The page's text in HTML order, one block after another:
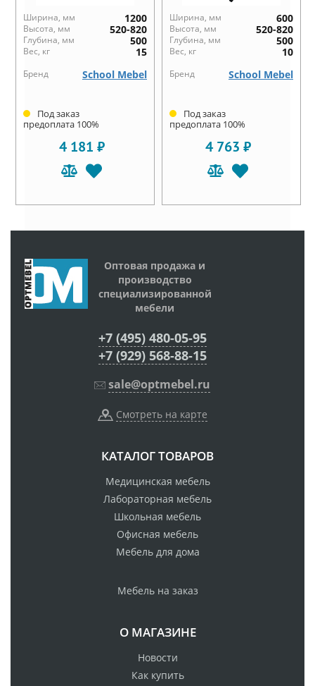
Ширина, мм 1200
Высота, мм 520-820
Глубина, мм 500
Вес, кг 15
Бренд School Mebel
Под заказ
предоплата 100%
4 181 ₽
Ширина, мм 600
Высота, мм 520-820
Глубина, мм 500
Вес, кг 10
Бренд School Mebel
Под заказ
предоплата 100%
4 763 ₽
Оптовая продажа и
производство
специализированной
мебели
+7 (495) 480-05-95
+7 (929) 568-88-15
sale@optmebel.ru
Смотреть на карте
КАТАЛОГ ТОВАРОВ
Медицинская мебель
Лабораторная мебель
Школьная мебель
Офисная мебель
Мебель для дома
Мебель на заказ
О МАГАЗИНЕ
Новости
Как купить